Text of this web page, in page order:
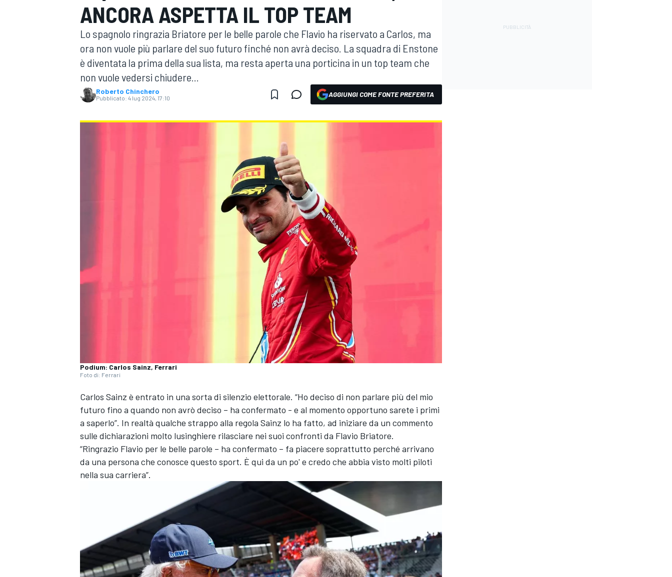
MOTOGP WEC
WRC
MONOPOSTO
ANCORA ASPETTA IL TOP TEAM
Lo spagnolo ringrazia Briatore per le belle parole che Flavio ha riservato a Carlos, ma
ora non vuole più parlare del suo futuro finché non avrà deciso. La squadra di Enstone
è diventata la prima della sua lista, ma resta aperta una porticina in un top team che
non vuole vedersi chiudere...
Roberto Chinchero
Pubblicato: 4 lug 2024, 17:10 AGGIUNGI COME FONTE PREFERITA
Podium: Carlos Sainz, Ferrari
Foto di: Ferrari
Carlos Sainz è entrato in una sorta di silenzio elettorale. “Ho deciso di non parlare più del mio
futuro fino a quando non avrò deciso – ha confermato - e al momento opportuno sarete i primi
a saperlo”. In realtà qualche strappo alla regola Sainz lo ha fatto, ad iniziare da un commento
sulle dichiarazioni molto lusinghiere rilasciare nei suoi confronti da Flavio Briatore.
“Ringrazio Flavio per le belle parole – ha confermato – fa piacere soprattutto perché arrivano
da una persona che conosce questo sport. È qui da un po' e credo che abbia visto molti piloti
nella sua carriera”.